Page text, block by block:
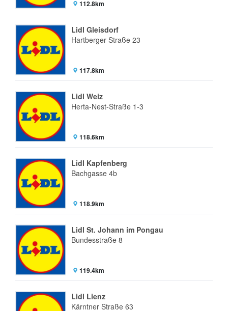
112.8km
Lidl Gleisdorf
Hartberger Straße 23
117.8km
Lidl Weiz
Herta-Nest-Straße 1-3
118.6km
Lidl Kapfenberg
Bachgasse 4b
118.9km
Lidl St. Johann im Pongau
Bundesstraße 8
119.4km
Lidl Lienz
Kärntner Straße 63